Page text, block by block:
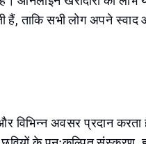
हैं, ताकि सभी लोग अपने
विभिन्न अवसर प्रदान करता